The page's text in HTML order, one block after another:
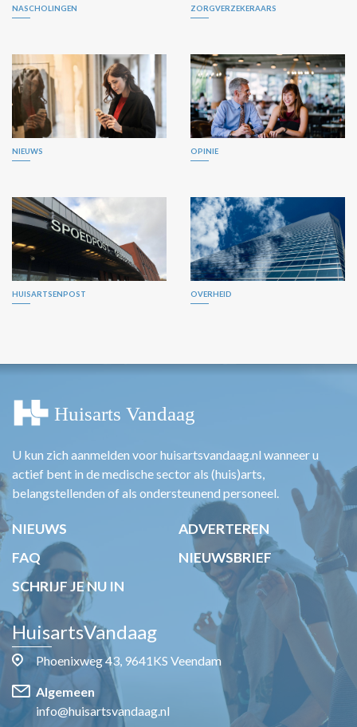
NASCHOLINGEN ZORGVERZEKERAARS
NIEUWS OPINIE
HUISARTSENPOST OVERHEID
U kun zich aanmelden voor huisartsvandaag.nl wanneer u
actief bent in de medische sector als (huis)arts,
belangstellenden of als ondersteunend personeel.
NIEUWS
ADVERTEREN
FAQ
NIEUWSBRIEF
SCHRIJF JE NU IN
HuisartsVandaag
Phoenixweg 43, 9641KS Veendam
Algemeen
info@huisartsvandaag.nl